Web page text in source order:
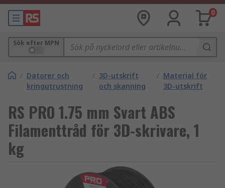
0
Sök efter MPN
/ Datorer och
kringutrustning
/ 3D-utskrift
och skanning
/ Material för
3D-utskrift
RS PRO 1.75 mm Svart ABS
Filamenttråd för 3D-skrivare, 1
kg